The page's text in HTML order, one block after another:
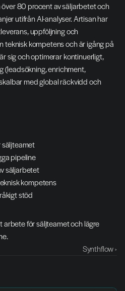
80 procent av säljarbetet och
utifrån AI-analyser. Artisan har
uppföljning och
teknisk kompetens och är igång på
sig och optimerar kontinuerligt,
(leadsökning, enrichment,
med global räckvidd och
pipeline
säljarbetet
kompetens
stöd
arbete för säljteamet och lägre
Synthflow ›